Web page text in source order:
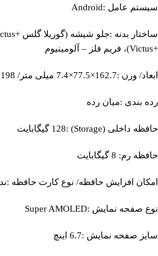
سیستم عامل :Android
+Victus)، فریم فلز – آلومینیوم
ابعاد/ وزن :162.7×77.5×7.4 میلی متر/ 198 گرم
رده بندی :میان رده
حافظه داخلی (Storage) :128 گیگابایت
حافظه رم: 8 گیگابایت
امکان افزایش حافظه/ نوع کارت حافظه
نوع صفحه نمایش :Super AMOLED
سایز صفحه نمایش :6.7 اینچ